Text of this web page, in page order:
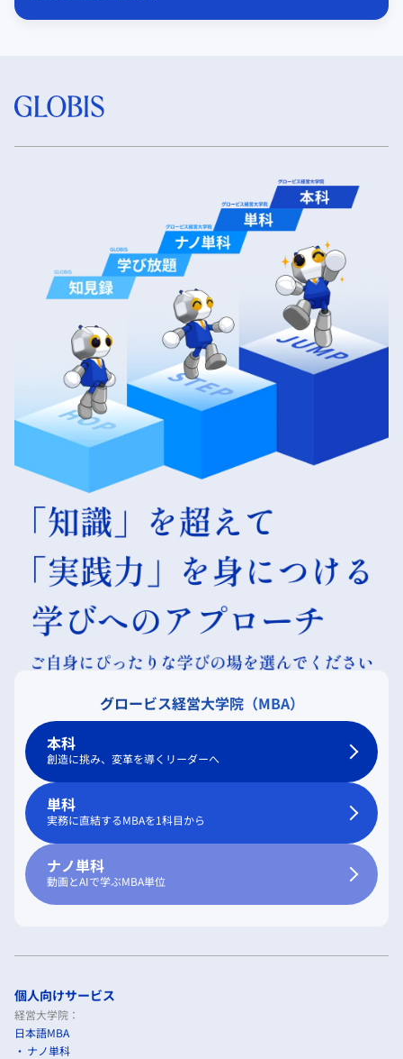
グロービス経営大学院（MBA）
本科
創造に挑み、変革を導くリーダーへ
単科
実務に直結するMBAを1科目から
ナノ単科
動画とAIで学ぶMBA単位
個人向けサービス
経営大学院：
日本語MBA
ナノ単科